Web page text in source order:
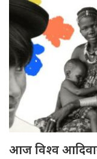
आज विश्व